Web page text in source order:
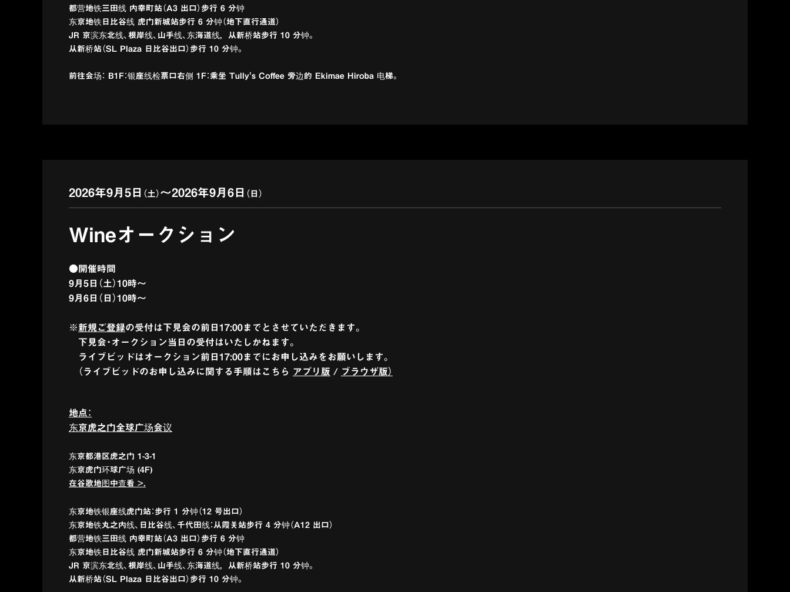
都营地铁三田线 内幸町站（A3 出口）步行 6 分钟
东京地铁日比谷线 虎门新城站步行 6 分钟（地下直行通道）
JR 京滨东北线、根岸线、山手线、东海道线，从新桥站步行 10 分钟。
从新桥站（SL Plaza 日比谷出口）步行 10 分钟。
前往会场： B1F：银座线检票口右侧 1F：乘坐 Tully's Coffee 旁边的 Ekimae Hiroba 电梯。
2026年9月5日 （土） 〜2026年9月6日 （日）
Wineオークション
●開催時間
9月5日（土）10時～
9月6日（日）10時～
※新規ご登録の受付は下見会の前日17:00までとさせていただきます。
下見会・オークション当日の受付はいたしかねます。
ライブビッドはオークション前日17:00までにお申し込みをお願いします。
（ライブビッドのお申し込みに関する手順はこちら アプリ版 / ブラウザ版）
地点：
东京虎之门全球广场会议
东京都港区虎之门 1-3-1
东京虎门环球广场 (4F)
在谷歌地图中查看 >.
东京地铁银座线虎门站：步行 1 分钟（12 号出口）
东京地铁丸之内线、日比谷线、千代田线：从霞关站步行 4 分钟（A12 出口）
都营地铁三田线 内幸町站（A3 出口）步行 6 分钟
东京地铁日比谷线 虎门新城站步行 6 分钟（地下直行通道）
JR 京滨东北线、根岸线、山手线、东海道线，从新桥站步行 10 分钟。
从新桥站（SL Plaza 日比谷出口）步行 10 分钟。